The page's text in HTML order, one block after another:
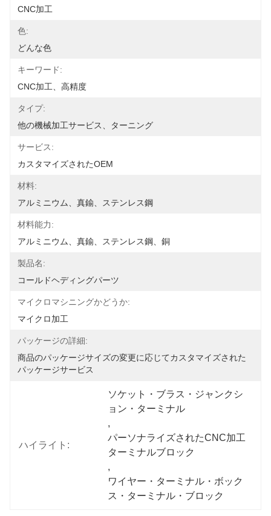
CNC加工
色:
どんな色
キーワード:
CNC加工、高精度
タイプ:
他の機械加工サービス、ターニング
サービス:
カスタマイズされたOEM
材料:
アルミニウム、真鍮、ステンレス鋼
材料能力:
アルミニウム、真鍮、ステンレス鋼、銅
製品名:
コールドヘディングパーツ
マイクロマシニングかどうか:
マイクロ加工
パッケージの詳細:
商品のパッケージサイズの変更に応じてカスタマイズされた
パッケージサービス
ハイライト:
ソケット・ブラス・ジャンクシ
ョン・ターミナル
,
パーソナライズされたCNC加工
ターミナルブロック
,
ワイヤー・ターミナル・ボック
ス・ターミナル・ブロック